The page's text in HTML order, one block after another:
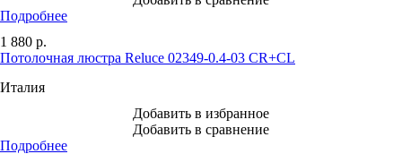
Подробнее
1 880 р.
Потолочная люстра Reluce 02349-0.4-03 CR+CL
Италия
Добавить в избранное
Добавить в сравнение
Подробнее